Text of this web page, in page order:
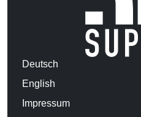
Deutsch
English
Impressum